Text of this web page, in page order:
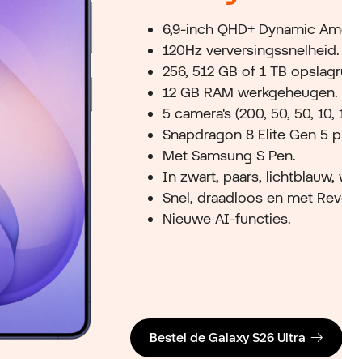
6,9-inch QHD+ Dynamic
120Hz verversingssnelheid.
256, 512 GB of 1 TB
12 GB RAM werkgeheugen.
5 camera's (200, 50, 50, 10,
Snapdragon 8 Elite Gen 5
Met Samsung S Pen.
In zwart, paars, lichtblauw,
Snel, draadloos en met
Nieuwe AI-functies.
Bestel de Galaxy S26 Ultra